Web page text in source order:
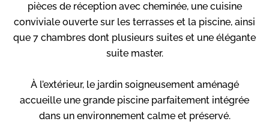
pièces de réception avec cheminée, une cuisine
conviviale ouverte sur les terrasses et la piscine, ainsi
que 7 chambres dont plusieurs suites et une élégante
suite master.
À l’extérieur, le jardin soigneusement aménagé
accueille une grande piscine parfaitement intégrée
dans un environnement calme et préservé.